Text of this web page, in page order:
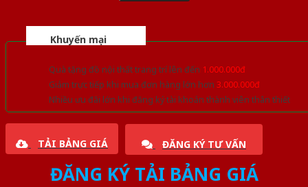
Khuyến mại
Quà tặng đồ nội thất trang trí lên đến 1.000.000đ
Giảm trực tiếp khi mua đơn hàng lớn hơn 3.000.000đ
Nhiều ưu đãi lớn khi đăng ký tài khoản thành viên thân thiết
TẢI BẢNG GIÁ ĐĂNG KÝ TƯ VẤN
ĐĂNG KÝ TẢI BẢNG GIÁ